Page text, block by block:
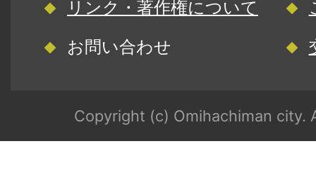
リンク・著作権について
お問い合わせ
Copyright (c) Omihachiman city.